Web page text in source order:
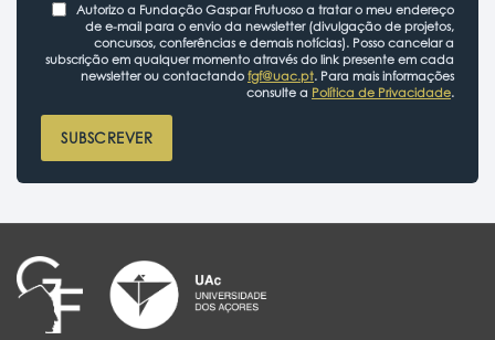
Autorizo a Fundação Gaspar Frutuoso a tratar o meu endereço
de e-mail para o envio da newsletter (divulgação de projetos,
concursos, conferências e demais notícias). Posso cancelar a
subscrição em qualquer momento através do link presente em cada
newsletter ou contactando fgf@uac.pt. Para mais informações
consulte a Política de Privacidade.
SUBSCREVER